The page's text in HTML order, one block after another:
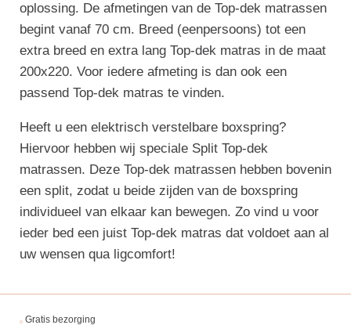
oplossing. De afmetingen van de Top-dek matrassen
begint vanaf 70 cm. Breed (eenpersoons) tot een
extra breed en extra lang Top-dek matras in de maat
200x220. Voor iedere afmeting is dan ook een
passend Top-dek matras te vinden.
Heeft u een elektrisch verstelbare boxspring?
Hiervoor hebben wij speciale Split Top-dek
matrassen. Deze Top-dek matrassen hebben bovenin
een split, zodat u beide zijden van de boxspring
individueel van elkaar kan bewegen. Zo vind u voor
ieder bed een juist Top-dek matras dat voldoet aan al
uw wensen qua ligcomfort!
Gratis bezorging